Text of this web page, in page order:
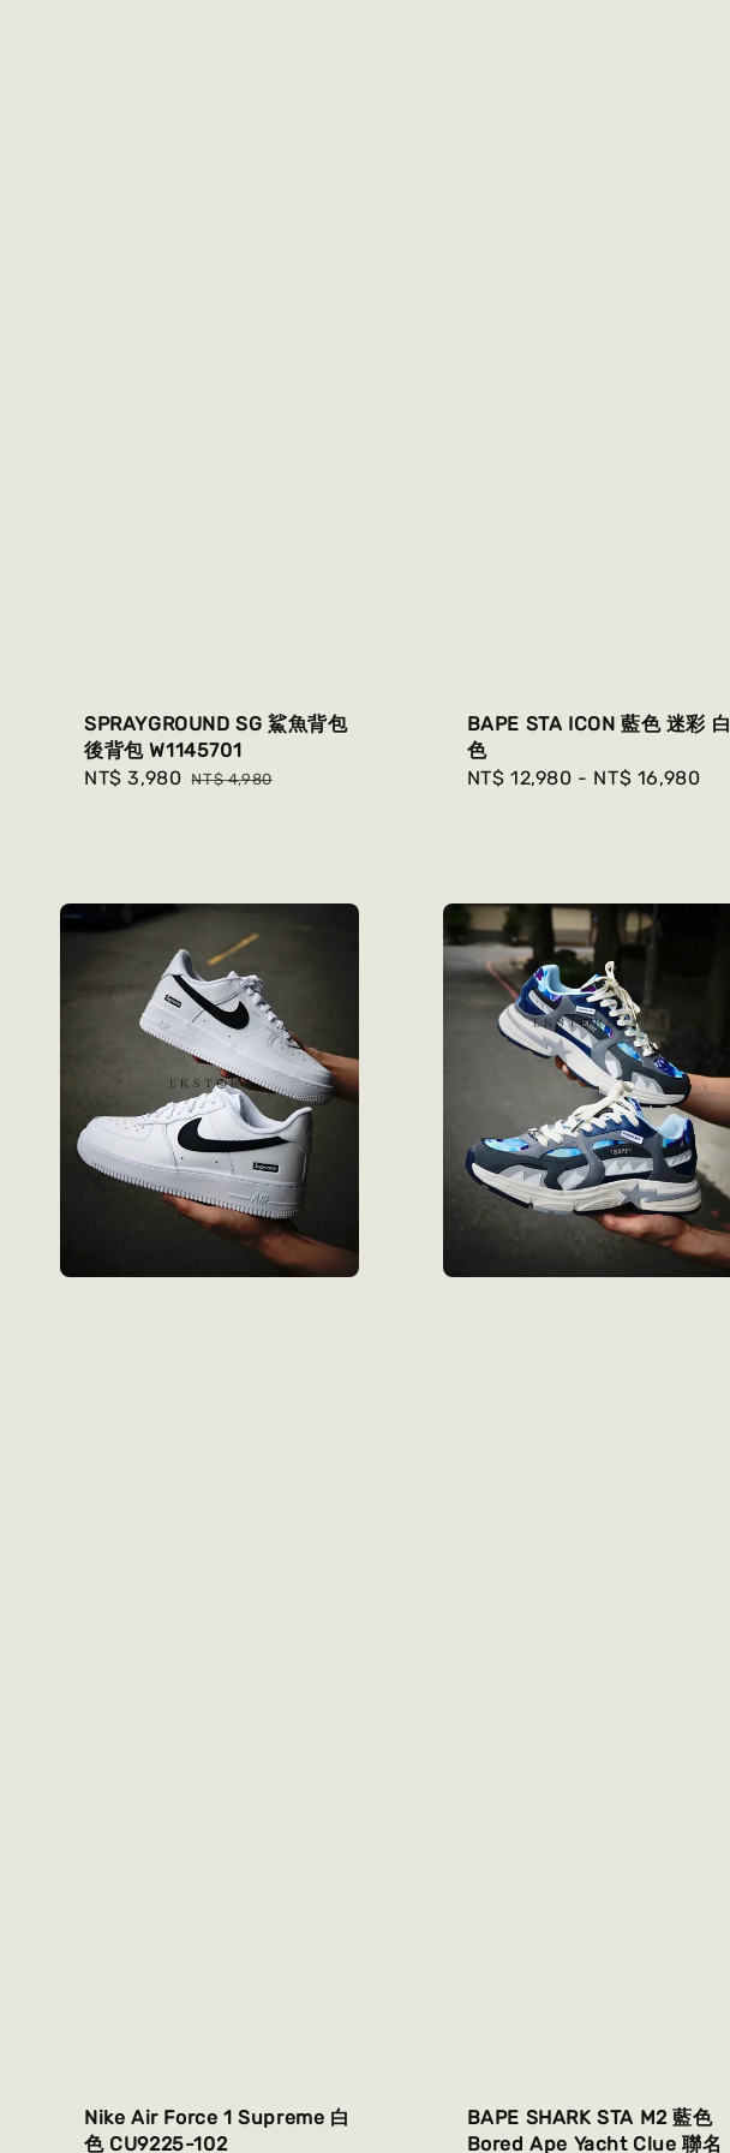
SPRAYGROUND SG 鯊魚背包
後背包 W1145701
Sale
NT$ 3,980 Regular
NT$ 4,980
BAPE STA ICON 藍色 迷彩 白
色
Regular
NT$ 12,980 - NT$ 16,980
Nike Air Force 1 Supreme 白
色 CU9225-102
BAPE SHARK STA M2 藍色
Bored Ape Yacht Clue 聯名